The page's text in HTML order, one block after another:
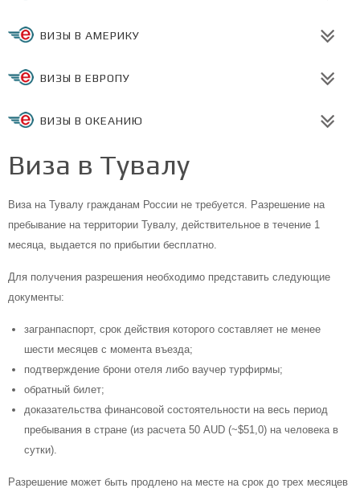
ВИЗЫ В АМЕРИКУ
ВИЗЫ В ЕВРОПУ
ВИЗЫ В ОКЕАНИЮ
Виза в Тувалу
Виза на Тувалу гражданам России не требуется. Разрешение на
пребывание на территории Тувалу, действительное в течение 1
месяца, выдается по прибытии бесплатно.
Для получения разрешения необходимо представить следующие
документы:
загранпаспорт, срок действия которого составляет не менее
шести месяцев с момента въезда;
подтверждение брони отеля либо ваучер турфирмы;
обратный билет;
доказательства финансовой состоятельности на весь период
пребывания в стране (из расчета 50 AUD (~$51,0) на человека в
сутки).
Разрешение может быть продлено на месте на срок до трех месяцев